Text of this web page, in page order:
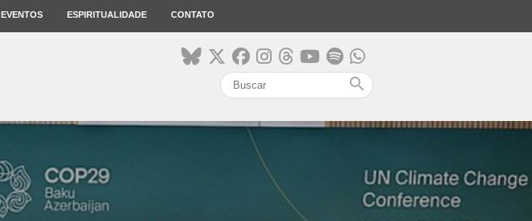
EVENTOS ESPIRITUALIDADE CONTATO
search